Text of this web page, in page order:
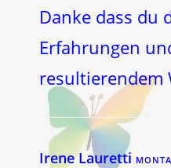
Danke dass du
Erfahrungen
resultierendem
Irene Lauretti